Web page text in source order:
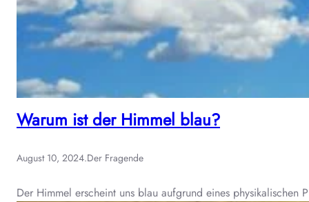
Warum ist der Himmel blau?
August 10, 2024.Der Fragende
Der Himmel erscheint uns blau aufgrund eines